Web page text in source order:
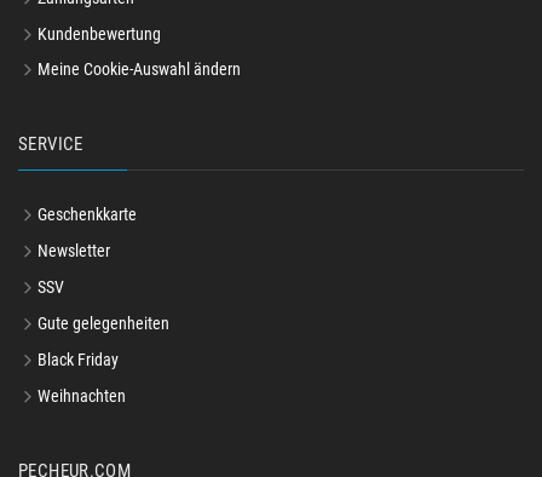
Kundenbewertung
Meine Cookie-Auswahl ändern
SERVICE
Geschenkkarte
Newsletter
SSV
Gute gelegenheiten
Black Friday
Weihnachten
PECHEUR.COM